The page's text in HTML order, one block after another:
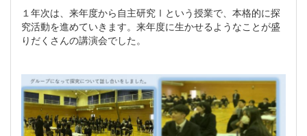
１年次は、来年度から自主研究Ⅰという授業で、本格的に探
究活動を進めていきます。来年度に生かせるようなことが盛
りだくさんの講演会でした。